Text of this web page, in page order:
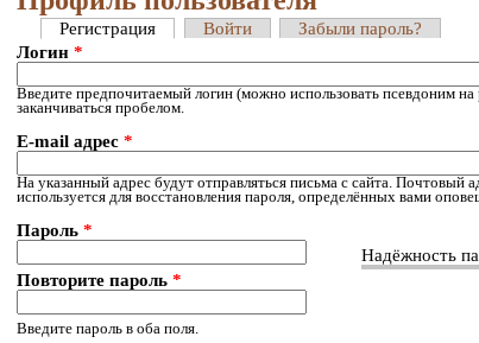
Регистрация Войти
Забыли пароль?
Логин *
Введите предпочитаемый логин (можно использовать псевдоним
заканчиваться пробелом.
E-mail адрес *
На указанный адрес будут отправляться письма с сайта. Почтовый
используется для восстановления пароля, определённых вами
Надёжность
Пароль *
Повторите пароль *
Введите пароль в оба поля.